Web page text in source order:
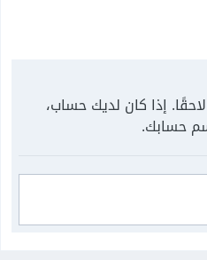
إذا كان لديك حساب،
حسابك.